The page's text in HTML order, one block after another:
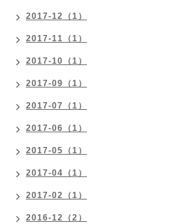
2017-12（1）
2017-11（1）
2017-10（1）
2017-09（1）
2017-07（1）
2017-06（1）
2017-05（1）
2017-04（1）
2017-02（1）
2016-12（2）